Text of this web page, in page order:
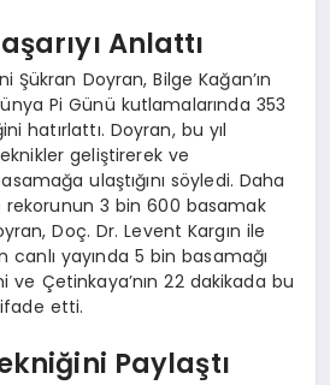
Anlattı
Doyran, Bilge Kağan’ın
Pi Günü kutlamalarında 353
hatırlattı. Doyran, bu yıl
geliştirerek ve
ulaştığını söyledi. Daha
3 bin 600 basamak
Doç. Dr. Levent Kargın ile
canlı yayında 5 bin basamağı
ve Çetinkaya’nın 22 dakikada bu
ifade etti.
Paylaştı